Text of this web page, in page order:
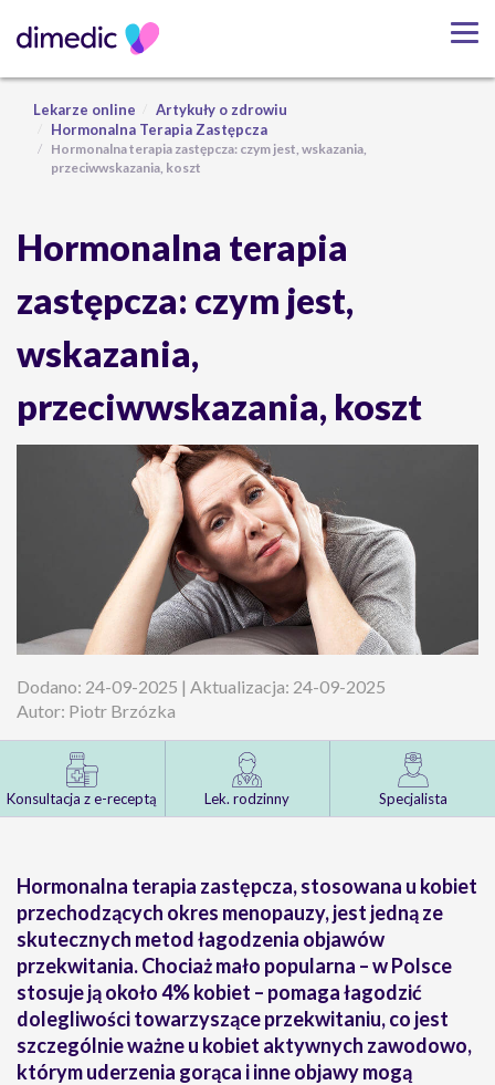
Lekarze online
Artykuły o zdrowiu
Hormonalna Terapia Zastępcza
Hormonalna terapia zastępcza: czym jest, wskazania,
przeciwwskazania, koszt
Hormonalna terapia
zastępcza: czym jest,
wskazania,
przeciwwskazania, koszt
Dodano: 24-09-2025 | Aktualizacja: 24-09-2025
Autor: Piotr Brzózka
Konsultacja z e-receptą Lek. rodzinny Specjalista
Hormonalna terapia zastępcza, stosowana u kobiet
przechodzących okres menopauzy, jest jedną ze
skutecznych metod łagodzenia objawów
przekwitania. Chociaż mało popularna – w Polsce
stosuje ją około 4% kobiet – pomaga łagodzić
dolegliwości towarzyszące przekwitaniu, co jest
szczególnie ważne u kobiet aktywnych zawodowo,
którym uderzenia gorąca i inne objawy mogą